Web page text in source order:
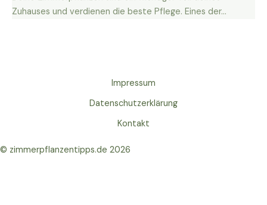
Zuhauses und verdienen die beste Pflege. Eines der…
Impressum
Datenschutzerklärung
Kontakt
© zimmerpflanzentipps.de 2026